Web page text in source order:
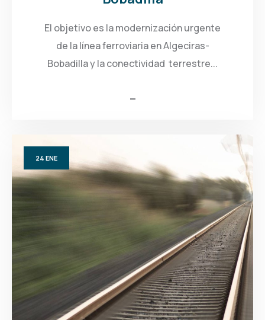
El objetivo es la modernización urgente
de la línea ferroviaria en Algeciras-
Bobadilla y la conectividad terrestre...
24 ENE